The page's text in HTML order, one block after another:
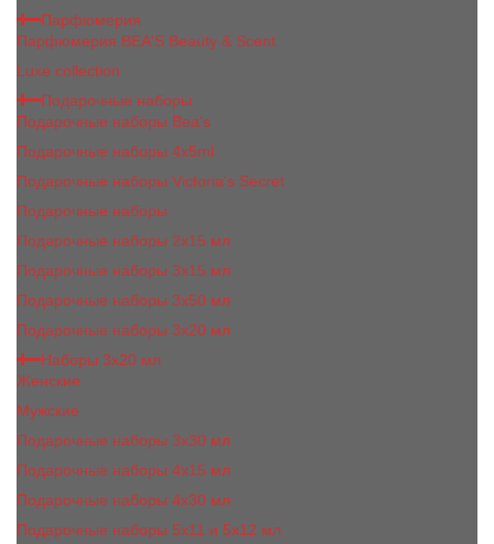
Парфюмерия
Парфюмерия BEA'S Beauty & Scent
Luxe collection
Подарочные наборы
Подарочные наборы Bea's
Подарочные наборы 4х5ml
Подарочные наборы Victoria's Secret
Подарочные наборы
Подарочные наборы 2x15 мл
Подарочные наборы 3х15 мл
Подарочные наборы 3x50 мл
Подарочные наборы 3x20 мл
Наборы 3х20 мл
Женские
Мужские
Подарочные наборы 3х30 мл
Подарочные наборы 4x15 мл
Подарочные наборы 4x30 мл
Подарочные наборы 5x11 и 5х12 мл